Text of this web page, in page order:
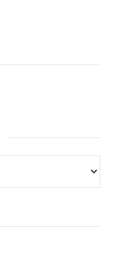
Facebook
sur